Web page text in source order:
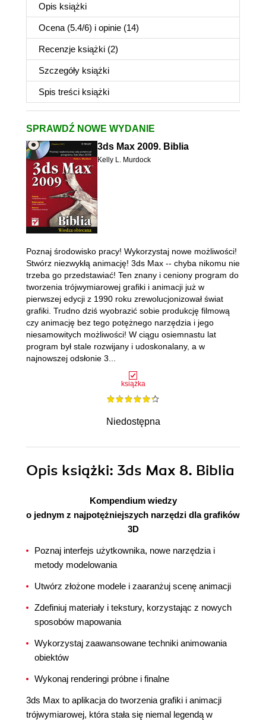
Opis książki
Ocena (5.4/6) i opinie (14)
Recenzje książki (2)
Szczegóły książki
Spis treści książki
SPRAWDŹ NOWE WYDANIE
3ds Max 2009. Biblia
Kelly L. Murdock
książka
Niedostępna
Poznaj środowisko pracy! Wykorzystaj nowe możliwości!
Stwórz niezwykłą animację! 3ds Max -- chyba nikomu nie
trzeba go przedstawiać! Ten znany i ceniony program do
tworzenia trójwymiarowej grafiki i animacji już w
pierwszej edycji z 1990 roku zrewolucjonizował świat
grafiki. Trudno dziś wyobrazić sobie produkcję filmową
czy animację bez tego potężnego narzędzia i jego
niesamowitych możliwości! W ciągu osiemnastu lat
program był stale rozwijany i udoskonalany, a w
najnowszej odsłonie 3...
Opis książki: 3ds Max 8. Biblia
Kompendium wiedzy
o jednym z najpotężniejszych narzędzi dla grafików
3D
Poznaj interfejs użytkownika, nowe narzędzia i
metody modelowania
Utwórz złożone modele i zaaranżuj scenę animacji
Zdefiniuj materiały i tekstury, korzystając z nowych
sposobów mapowania
Wykorzystaj zaawansowane techniki animowania
obiektów
Wykonaj renderingi próbne i finalne
3ds Max to aplikacja do tworzenia grafiki i animacji
trójwymiarowej, która stała się niemal legendą w